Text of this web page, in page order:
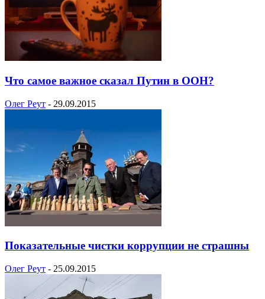
Что самое важное сказал Путин в ООН?
Олег Реут - 29.09.2015
Показательные чистки коррупции не страшны
Олег Реут - 25.09.2015